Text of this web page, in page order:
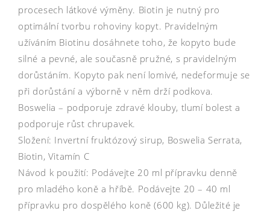
procesech látkové výměny. Biotin je nutný pro
optimální tvorbu rohoviny kopyt. Pravidelným
užíváním Biotinu dosáhnete toho, že kopyto bude
silné a pevné, ale současně pružné, s pravidelným
dorůstáním. Kopyto pak není lomivé, nedeformuje se
při dorůstání a výborně v něm drží podkova.
Boswelia – podporuje zdravé klouby, tlumí bolest a
podporuje růst chrupavek.
Složení: Invertní fruktózový sirup, Boswelia Serrata,
Biotin, Vitamín C
Návod k použití: Podávejte 20 ml přípravku denně
pro mladého koně a hříbě. Podávejte 20 – 40 ml
přípravku pro dospělého koně (600 kg). Důležité je